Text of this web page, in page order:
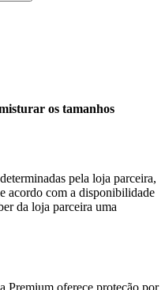
os tamanhos
pela loja parceira,
acordo com a disponibilidade
da loja parceira uma